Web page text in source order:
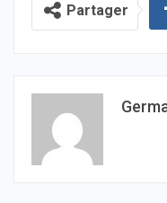
Partager